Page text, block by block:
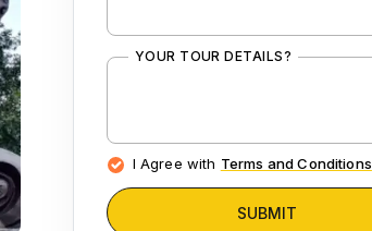
YOUR TOUR DETAILS?
I Agree with Terms and Conditions
SUBMIT